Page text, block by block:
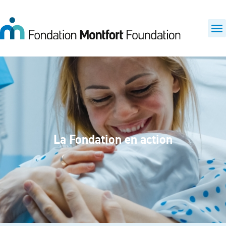
La Fondation en action